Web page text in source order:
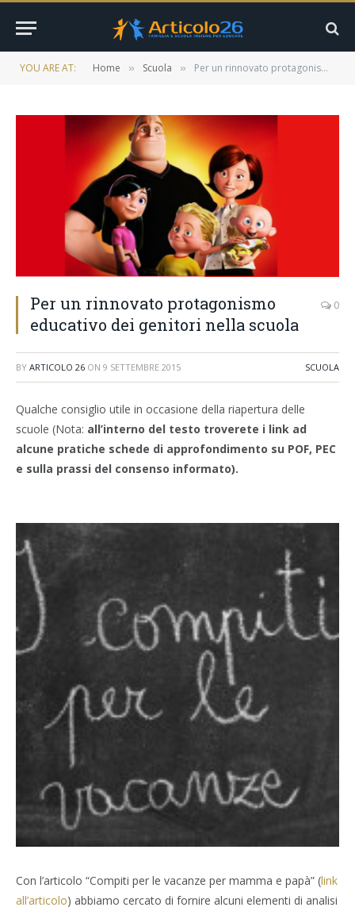
YOU ARE AT: Home » Scuola » Per un rinnovato protagonismo educativo dei genitori nella scuola
Per un rinnovato protagonismo
educativo dei genitori nella scuola
0
BY ARTICOLO 26 ON 9 SETTEMBRE 2015 SCUOLA
Qualche consiglio utile in occasione della riapertura delle
scuole (Nota: all’interno del testo troverete i link ad
alcune pratiche schede di approfondimento su POF, PEC
e sulla prassi del consenso informato).
Con l’articolo “Compiti per le vacanze per mamma e papà” (link
all’articolo) abbiamo cercato di fornire alcuni elementi di analisi